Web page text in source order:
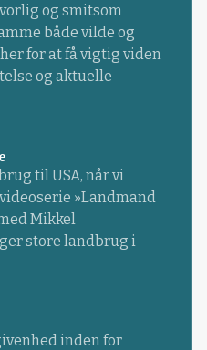
og smitsom
både vilde og
for at få vigtig viden
og aktuelle
til USA, når vi
»Landmand
Mikkel
store landbrug i
inden for